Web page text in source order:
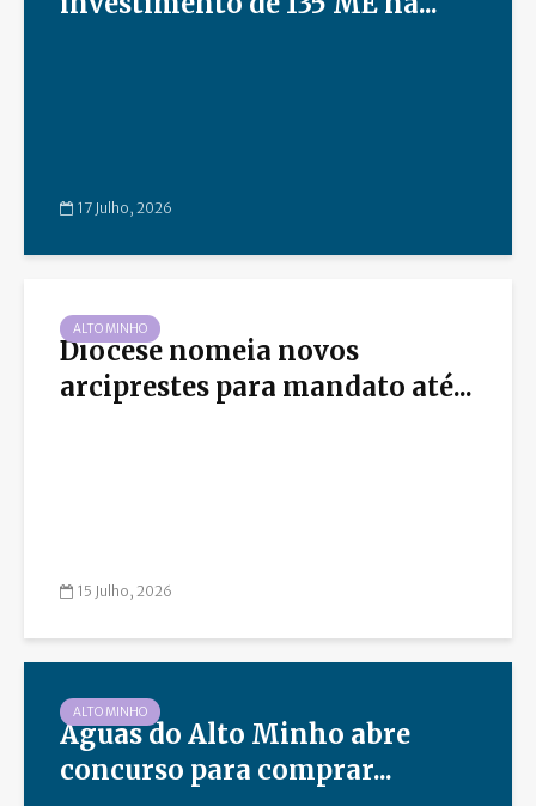
17 Julho, 2026
ALTO MINHO
Diocese nomeia novos
arciprestes para mandato até...
15 Julho, 2026
ALTO MINHO
Águas do Alto Minho abre
concurso para comprar...